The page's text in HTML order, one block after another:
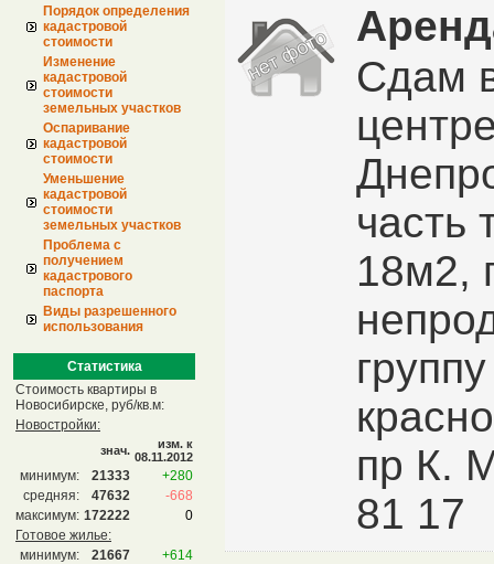
Порядок определения
кадастровой
стоимости
Изменение
кадастровой
стоимости
земельных участков
Оспаривание
кадастровой
стоимости
Уменьшение
кадастровой
стоимости
земельных участков
Проблема с
получением
кадастрового
паспорта
Виды разрешенного
использования
Статистика
Стоимость квартиры в
Новосибирске, руб/кв.м:
Новостройки:
знач.
изм. к
08.11.2012
минимум: 21333
+280
средняя:
47632
-668
максимум: 172222
0
Готовое жилье:
минимум:
21667
+614
Сдам
часть
18м2,
пр К.
81 17